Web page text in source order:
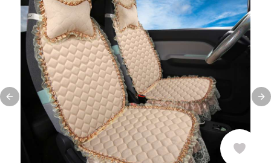
Previous slide